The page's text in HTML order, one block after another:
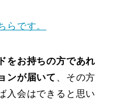
らです。
をお持ちの方であれ
ンが届いて
、その方
入会はできると思い